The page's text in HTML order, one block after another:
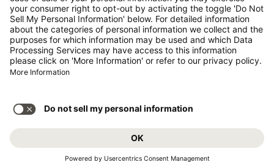
Tarifoption. Es können hierfür zusätzliche Gebühren
fürAufgabegepäckoder für andere optionale
Leistungen anfallen. Es gelten dieAllgemeinen
Geschäftsbedingungen .